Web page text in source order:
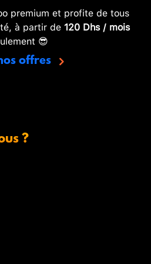
premium et profite de tous
à partir de 120 Dhs / mois
😎
offres
?